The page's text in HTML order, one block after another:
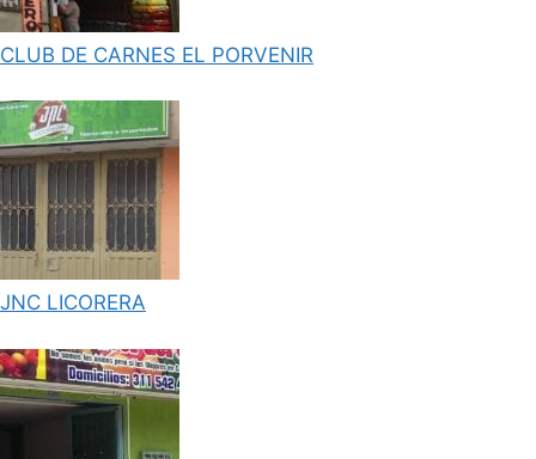
CLUB DE CARNES EL PORVENIR
JNC LICORERA